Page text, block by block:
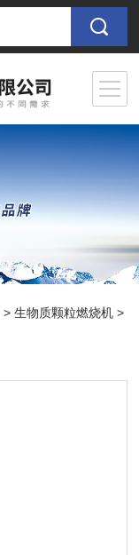
>生物质颗粒燃烧机 >